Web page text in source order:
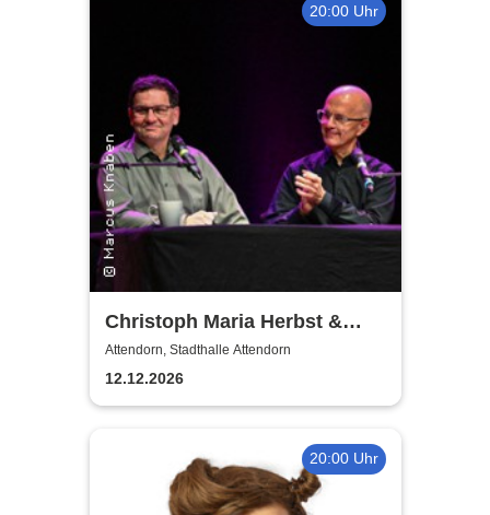
20:00 Uhr
Christoph Maria Herbst &
Moritz Netenjakob - Das
ernsthafte Bemühen um
Albernheit
Attendorn, Stadthalle Attendorn
12.12.2026
20:00 Uhr